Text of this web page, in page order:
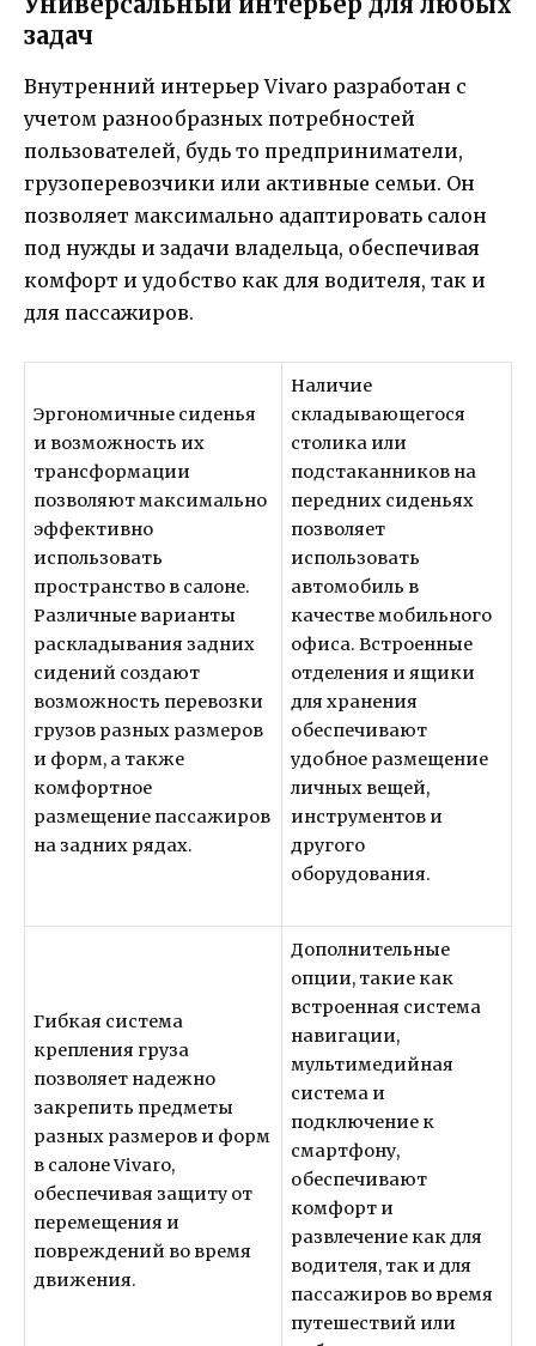
задач
Внутренний интерьер Vivaro разработан с
учетом разнообразных потребностей
пользователей, будь то предприниматели,
грузоперевозчики или активные семьи. Он
позволяет максимально адаптировать салон
под нужды и задачи владельца, обеспечивая
комфорт и удобство как для водителя, так и
для пассажиров.
Эргономичные сиденья
и возможность их
трансформации
позволяют максимально
эффективно
использовать
пространство в салоне.
Различные варианты
раскладывания задних
сидений создают
возможность перевозки
грузов разных размеров
и форм, а также
комфортное
размещение пассажиров
на задних рядах.
Наличие
складывающегося
столика или
подстаканников на
передних сиденьях
позволяет
использовать
автомобиль в
качестве мобильного
офиса. Встроенные
отделения и ящики
для хранения
обеспечивают
удобное размещение
личных вещей,
инструментов и
другого
оборудования.
Гибкая система
крепления груза
позволяет надежно
закрепить предметы
разных размеров и форм
в салоне Vivaro,
обеспечивая защиту от
перемещения и
повреждений во время
движения.
Дополнительные
опции, такие как
встроенная система
навигации,
мультимедийная
система и
подключение к
смартфону,
обеспечивают
комфорт и
развлечение как для
водителя, так и для
пассажиров во время
путешествий или